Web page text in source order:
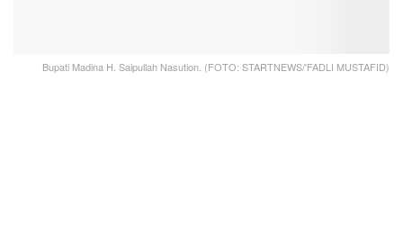
Bupati Madina H. Saipullah Nasution. (FOTO: STARTNEWS/'FADLI MUSTAFID)